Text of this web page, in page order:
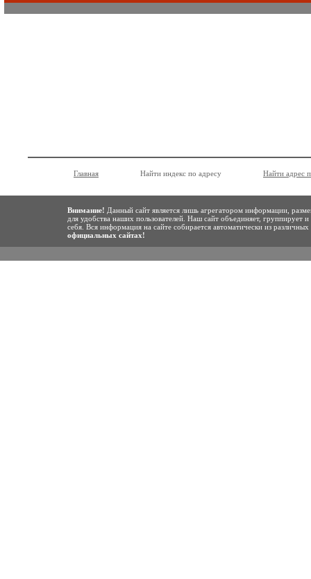
Главная Найти индекс по адресу Найти адрес
Внимание! Данный сайт является лишь агрегатором информации,
для удобства наших пользователей. Наш сайт объединяет,
себя. Вся информация на сайте собирается автоматически из
официальных сайтах!